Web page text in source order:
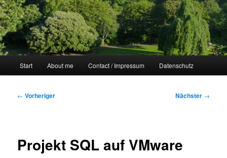
Start About me Contact / Impressum Datenschutz
Beitragsnavigation
← Vorheriger Nächster →
Projekt SQL auf VMware